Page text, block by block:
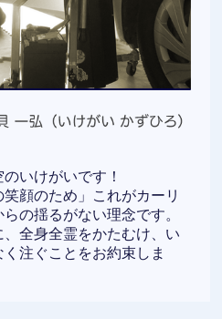
いけがいです！
笑顔のため」これがカーリ
の揺るがない理念です。
全身全霊をかたむけ、い
注ぐことをお約束しま